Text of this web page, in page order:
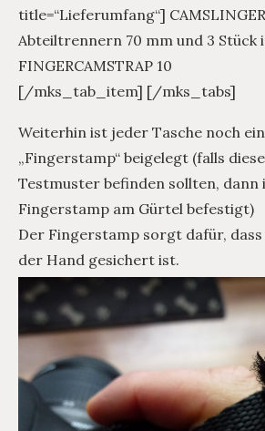
title=“Lieferumfang“]
Abteiltrennern 70 mm und 3 Stück
FINGERCAMSTRAP 10
[/mks_tab_item] [/mks_tabs]
Weiterhin ist jeder Tasche noch
„Fingerstamp“ beigelegt (falls
Testmuster befinden sollten, dann
Fingerstamp am Gürtel befestigt)
Der Fingerstamp sorgt dafür, dass
der Hand gesichert ist.